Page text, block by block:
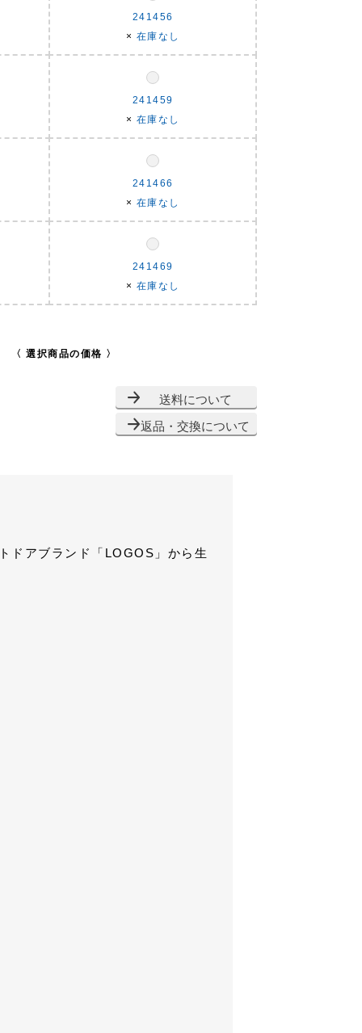
241456
× 在庫なし
241459
× 在庫なし
241466
× 在庫なし
241469
× 在庫なし
〈 選択商品の価格 〉
送料について
返品・交換について
ドアブランド「LOGOS」から生